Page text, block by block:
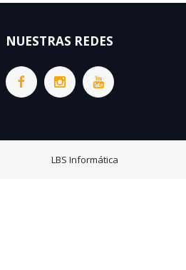
NUESTRAS REDES
LBS Informática